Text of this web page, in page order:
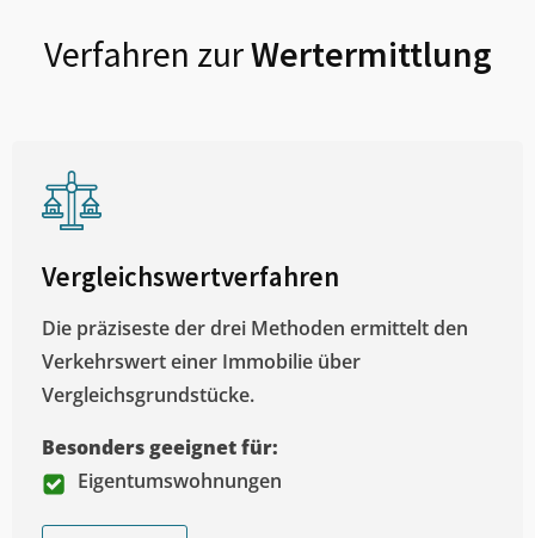
Verfahren zurWertermittlung
Vergleichswertverfahren
Die präziseste der drei Methoden ermittelt den
Verkehrswert einer Immobilie über
Vergleichsgrundstücke.
Besonders geeignet für:
Eigentumswohnungen